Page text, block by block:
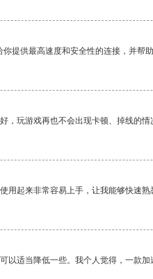
提供最高速度和安全性的连接，并帮
，玩游戏再也不会出现卡顿、掉线的
用起来非常容易上手，让我能够快速
以适当降低一些。我个人觉得，一款